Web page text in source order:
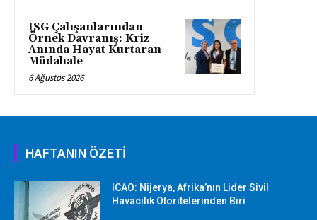
ISG Çalışanlarından
Örnek Davranış: Kriz
Anında Hayat Kurtaran
Müdahale
6 Ağustos 2026
HAFTANIN ÖZETİ
ICAO: Nijerya, Afrika’nın Lider Sivil
Havacılık Otoritelerinden Biri